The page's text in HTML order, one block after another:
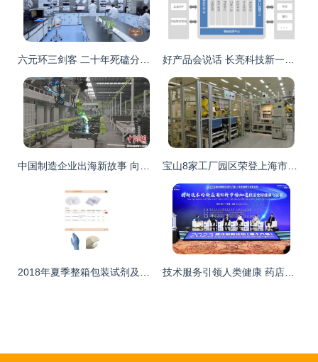
六元环三剑客 二十年死磕分子砌块，让中国技术嵌入全球药脉 好产品会说话 长亮科技新一代银企直连系统秀绝活
中国制造企业出海新故事 向高处发展新质生产力与技术服务 宝山8家工厂园区荣登上海市2023年度绿色制造示范名单，全年新增17家获技术服务支持
2018年夏季整箱包装试剂及工业用耗材促销 技术服务引领人类健康 药店验血、智能超声与AI制药的前沿突破与挑战